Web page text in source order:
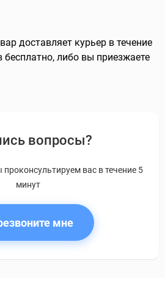
доставляет курьер в течение
бесплатно, либо вы приезжаете
вопросы?
вас в течение 5
минут
мне